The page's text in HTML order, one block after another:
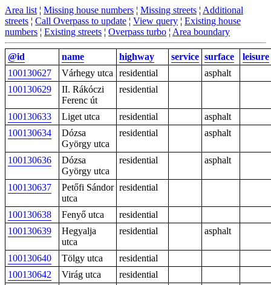
Area list ¦ Missing house numbers ¦ Missing streets ¦ Additional
streets ¦ Call Overpass to update ¦ View query ¦ Existing house
numbers ¦ Existing streets ¦ Overpass turbo ¦ Area boundary
@id name highway service surface
leisure
100130627
Várhegy utca residential
asphalt
100130629
II. Rákóczi
Ferenc út
residential
100130633 Liget utca residential
asphalt
100130634
Dózsa
György utca
residential asphalt
100130636
Dózsa
György utca
residential asphalt
100130637
Petőfi Sándor
utca
residential
100130638 Fenyő utca
residential
100130639
Hegyalja
utca
residential asphalt
100130640 Tölgy utca
residential
100130642
Virág utca
residential